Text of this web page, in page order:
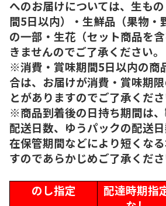
へのお届けについては、生も
間5日以内）・生鮮品（果物・
の一部・生花（セット商品を
きませんのでご了承ください。
※消費・賞味期間5日以内の商
合は、お届けが消費・賞味期
とがありますのでご了承くださ
※商品到着後の日持ち期間は
配送日数、ゆうパックの配送
在保管期間などにより短くな
すのであらかじめご了承くださ
のし指定
配達時期指